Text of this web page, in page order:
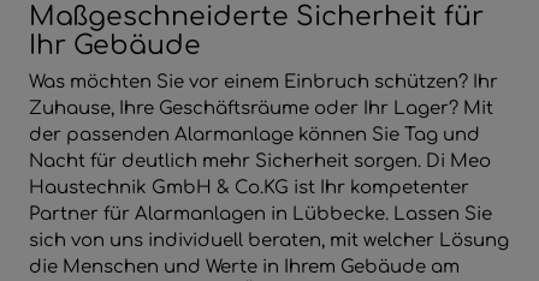
Maßgeschneiderte Sicherheit für
Ihr Gebäude
Was möchten Sie vor einem Einbruch schützen? Ihr
Zuhause, Ihre Geschäftsräume oder Ihr Lager? Mit
der passenden Alarmanlage können Sie Tag und
Nacht für deutlich mehr Sicherheit sorgen. Di Meo
Haustechnik GmbH & Co.KG ist Ihr kompetenter
Partner für Alarmanlagen in Lübbecke. Lassen Sie
sich von uns individuell beraten, mit welcher Lösung
die Menschen und Werte in Ihrem Gebäude am
schließen
und schließen